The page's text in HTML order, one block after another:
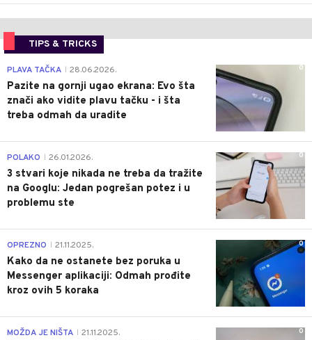
TIPS & TRICKS
0
PLAVA TAČKA 28.06.2026.
Pazite na gornji ugao ekrana: Evo šta
znači ako vidite plavu tačku - i šta
treba odmah da uradite
0
POLAKO 26.01.2026.
3 stvari koje nikada ne treba da tražite
na Googlu: Jedan pogrešan potez i u
problemu ste
0
OPREZNO 21.11.2025.
Kako da ne ostanete bez poruka u
Messenger aplikaciji: Odmah prođite
kroz ovih 5 koraka
0
MOŽDA JE NIŠTA 21.11.2025.